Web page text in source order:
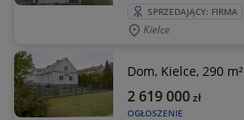
SPRZEDAJĄCY: FIRMA
Kielce
Dom, Kielce, 290 m²
OGŁOSZENIE
2 619 000zł